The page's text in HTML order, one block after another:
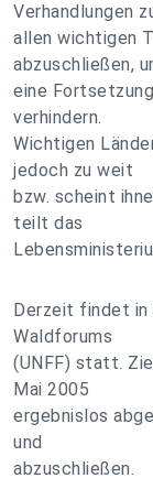
Verhandlungen
allen wichtigen
abzuschließen,
eine
verhindern.
Wichtigen
jedoch zu weit
bzw. scheint
teilt das
Derzeit findet in
Waldforums
(UNFF) statt.
Mai 2005
ergebnislos
und
abzuschließen.